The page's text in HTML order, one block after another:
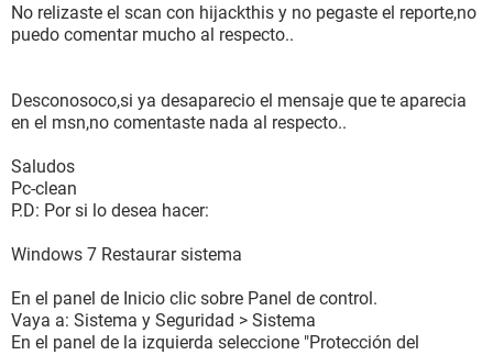
No relizaste el scan con hijackthis y no pegaste el reporte,no
puedo comentar mucho al respecto..
Desconosoco,si ya desaparecio el mensaje que te aparecia
en el msn,no comentaste nada al respecto..
Saludos
Pc-clean
P.D: Por si lo desea hacer:
Windows 7 Restaurar sistema
En el panel de Inicio clic sobre Panel de control.
Vaya a: Sistema y Seguridad > Sistema
En el panel de la izquierda seleccione "Protección del